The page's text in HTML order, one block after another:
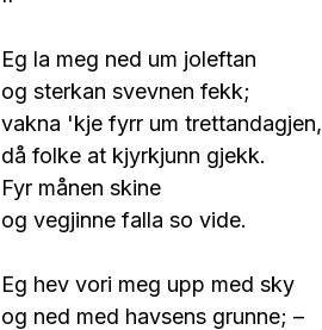
Eg la meg ned um joleftan
og sterkan svevnen fekk;
vakna 'kje fyrr um trettandagjen,
då folke at kjyrkjunn gjekk.
Fyr månen skine
og vegjinne falla so vide.
Eg hev vori meg upp med sky
og ned med havsens grunne; –